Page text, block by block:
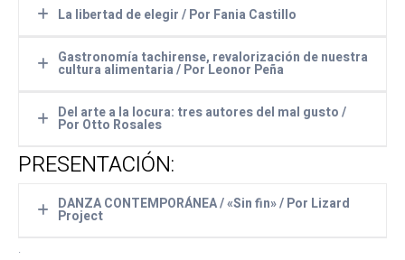
PONENCIA
(Por Thomas Schaumberg. Educador,
historiador)
La libertad de elegir / Por Fania Castillo
PONENCIA
La libertad de elegir
(Por Fania Castillo. Psicóloga)
Gastronomía tachirense, revalorización de nuestra
cultura alimentaria / Por Leonor Peña
PONENCIA
Gastronomía tachirense, revalorización
de nuestra cultura alimentaria
(Por Leonor Peña. Gastrónoma y
escritora)
Del arte a la locura: tres autores del mal gusto /
Por Otto Rosales
PONENCIA
Del arte a la locura: tres autores de mal
gusto
PRESENTACIÓN:
DANZA CONTEMPORÁNEA / «Sin fin» / Por Lizard
Project
.